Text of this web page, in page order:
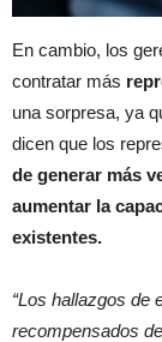
En cambio, los
contratar más
una sorpresa, ya
dicen que los
de generar más
aumentar la
existentes.
“Los hallazgos de
recompensados